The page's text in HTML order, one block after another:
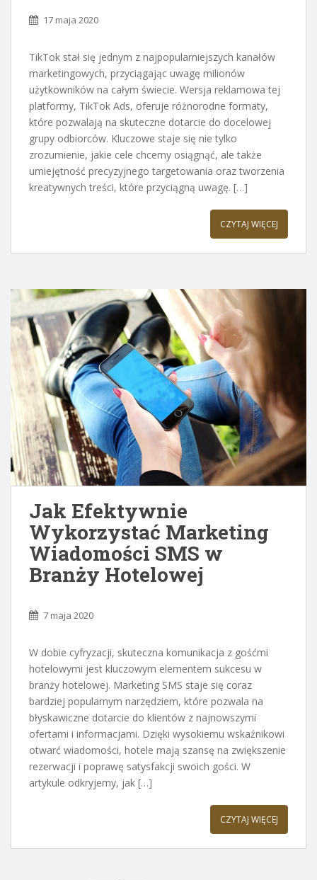
17 maja 2020
TikTok stał się jednym z najpopularniejszych kanałów
marketingowych, przyciągając uwagę milionów
użytkowników na całym świecie. Wersja reklamowa tej
platformy, TikTok Ads, oferuje różnorodne formaty,
które pozwalają na skuteczne dotarcie do docelowej
grupy odbiorców. Kluczowe staje się nie tylko
zrozumienie, jakie cele chcemy osiągnąć, ale także
umiejętność precyzyjnego targetowania oraz tworzenia
kreatywnych treści, które przyciągną uwagę. […]
CZYTAJ WIĘCEJ
Jak Efektywnie
Wykorzystać Marketing
Wiadomości SMS w
Branży Hotelowej
7 maja 2020
W dobie cyfryzacji, skuteczna komunikacja z gośćmi
hotelowymi jest kluczowym elementem sukcesu w
branży hotelowej. Marketing SMS staje się coraz
bardziej popularnym narzędziem, które pozwala na
błyskawiczne dotarcie do klientów z najnowszymi
ofertami i informacjami. Dzięki wysokiemu wskaźnikowi
otwarć wiadomości, hotele mają szansę na zwiększenie
rezerwacji i poprawę satysfakcji swoich gości. W
artykule odkryjemy, jak […]
CZYTAJ WIĘCEJ